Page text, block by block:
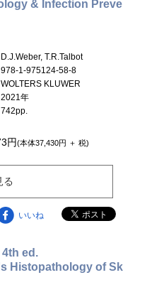
& Infection Preve
D.J.Weber, T.R.Talbot
978-1-975124-58-8
WOLTERS KLUWER
2021年
742pp.
円(本体37,430円 ＋ 税)
る
いいね
ed.
Histopathology of Sk